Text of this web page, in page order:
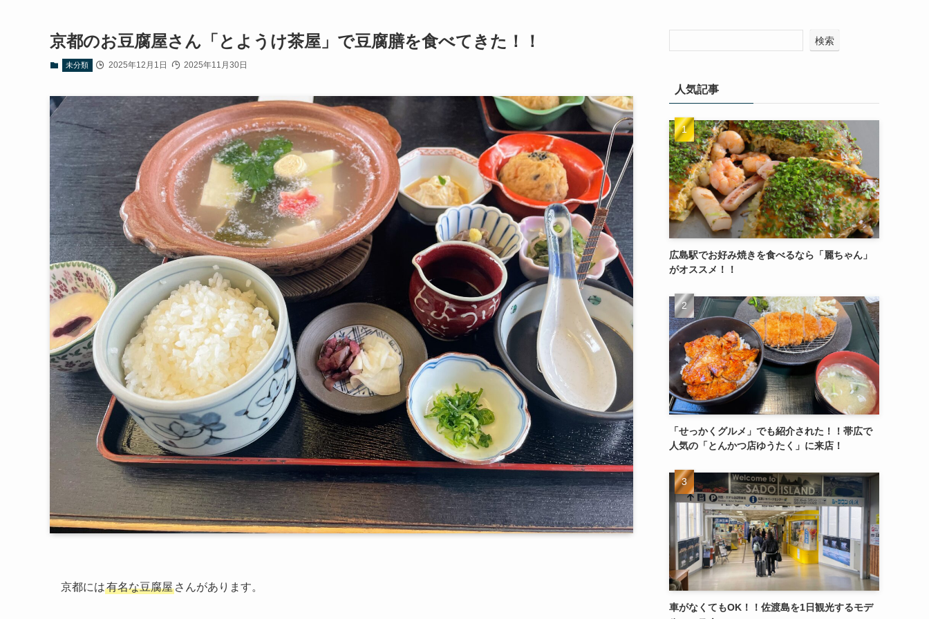
京都のお豆腐屋さん「とようけ茶屋」で豆腐膳を食べてきた！！
未分類 2025年12月1日 2025年11月30日
京都には有名な豆腐屋 さんがあります。
検索
人気記事
広島駅でお好み焼きを食べるなら「麗ちゃん」
がオススメ！！
「せっかくグルメ」でも紹介された！！帯広で
人気の「とんかつ店ゆうたく」に来店！
車がなくてもOK！！佐渡島を1日観光するモデ